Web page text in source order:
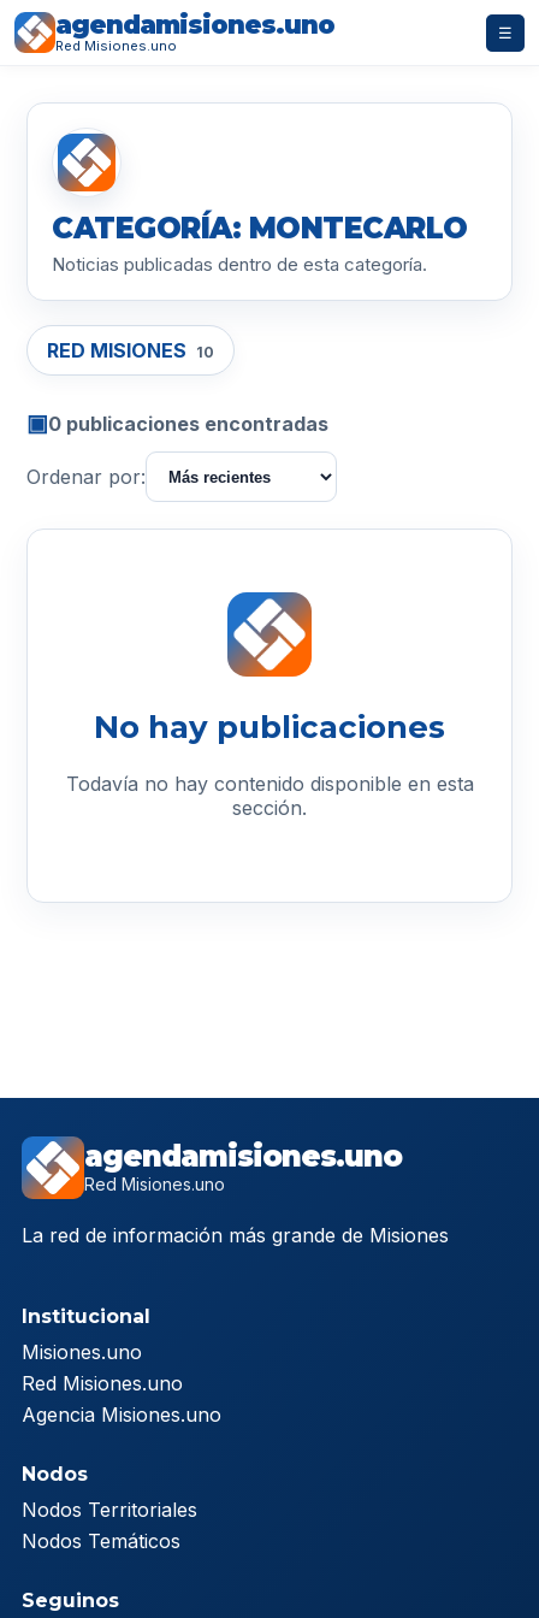
agendamisiones.uno
Red Misiones.uno
☰
CATEGORÍA: MONTECARLO
Noticias publicadas dentro de esta categoría.
RED MISIONES 10
▣0 publicaciones encontradas
Ordenar por:
No hay publicaciones
Todavía no hay contenido disponible en esta
sección.
agendamisiones.uno
Red Misiones.uno
La red de información más grande de Misiones
Institucional
Misiones.uno
Red Misiones.uno
Agencia Misiones.uno
Nodos
Nodos Territoriales
Nodos Temáticos
Seguinos